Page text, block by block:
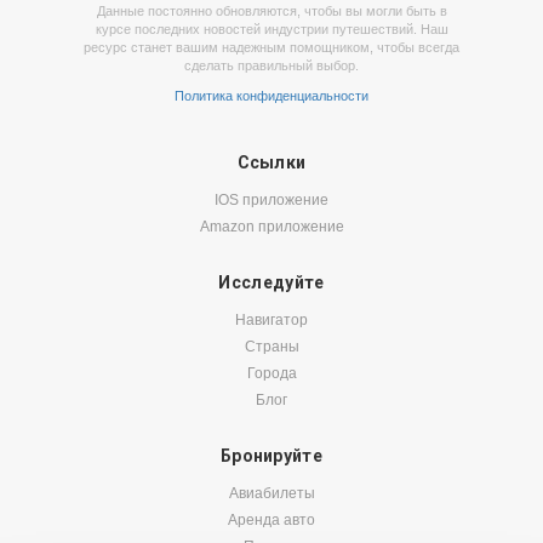
Данные постоянно обновляются, чтобы вы могли быть в
курсе последних новостей индустрии путешествий. Наш
ресурс станет вашим надежным помощником, чтобы всегда
сделать правильный выбор.
Политика конфиденциальности
Ссылки
IOS приложение
Amazon приложение
Исследуйте
Навигатор
Страны
Города
Блог
Бронируйте
Авиабилеты
Аренда авто